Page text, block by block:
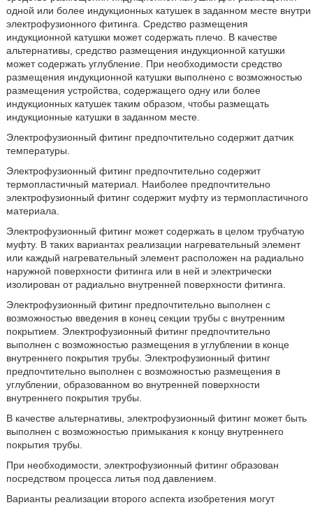
одной или более индукционных катушек в заданном месте внутри
электрофузионного фитинга. Средство размещения
индукционной катушки может содержать плечо. В качестве
альтернативы, средство размещения индукционной катушки
может содержать углубление. При необходимости средство
размещения индукционной катушки выполнено с возможностью
размещения устройства, содержащего одну или более
индукционных катушек таким образом, чтобы размещать
индукционные катушки в заданном месте.
Электрофузионный фитинг предпочтительно содержит датчик
температуры.
Электрофузионный фитинг предпочтительно содержит
термопластичный материал. Наиболее предпочтительно
электрофузионный фитинг содержит муфту из термопластичного
материала.
Электрофузионный фитинг может содержать в целом трубчатую
муфту. В таких вариантах реализации нагревательный элемент
или каждый нагревательный элемент расположен на радиально
наружной поверхности фитинга или в ней и электрически
изолирован от радиально внутренней поверхности фитинга.
Электрофузионный фитинг предпочтительно выполнен с
возможностью введения в конец секции трубы с внутренним
покрытием. Электрофузионный фитинг предпочтительно
выполнен с возможностью размещения в углублении в конце
внутреннего покрытия трубы. Электрофузионный фитинг
предпочтительно выполнен с возможностью размещения в
углублении, образованном во внутренней поверхности
внутреннего покрытия трубы.
В качестве альтернативы, электрофузионный фитинг может быть
выполнен с возможностью примыкания к концу внутреннего
покрытия трубы.
При необходимости, электрофузионный фитинг образован
посредством процесса литья под давлением.
Варианты реализации второго аспекта изобретения могут